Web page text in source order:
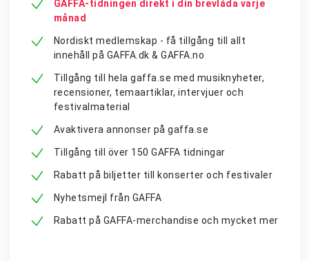
GAFFA-tidningen direkt i din brevlåda varje
månad
Nordiskt medlemskap - få tillgång till allt
innehåll på GAFFA.dk & GAFFA.no
Tillgång till hela gaffa.se med musiknyheter,
recensioner, temaartiklar, intervjuer och
festivalmaterial
Avaktivera annonser på gaffa.se
Tillgång till över 150 GAFFA tidningar
Rabatt på biljetter till konserter och festivaler
Nyhetsmejl från GAFFA
Rabatt på GAFFA-merchandise och mycket mer